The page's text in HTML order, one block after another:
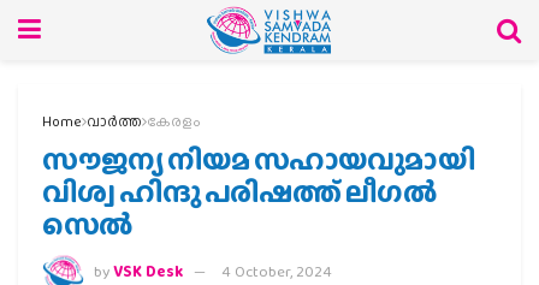
Home വാര്‍ത്ത കേരളം
സൗജന്യ നിയമ സഹായവുമായി
വിശ്വ ഹിന്ദു പരിഷത്ത് ലീഗല്‍
സെല്‍
byVSK Desk 4 October, 2024